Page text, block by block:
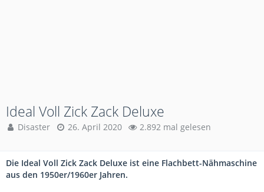
Ideal Voll Zick Zack Deluxe
Disaster 26. April 2020 2.892 mal gelesen
Die Ideal Voll Zick Zack Deluxe ist eine Flachbett-Nähmaschine
aus den 1950er/1960er Jahren.